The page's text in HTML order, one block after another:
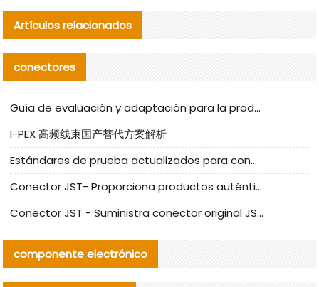
Artículos relacionados
conectores
Guía de evaluación y adaptación para la producción en serie de componentes de cables nacionales para CNC Tech
I-PEX 高频线束国产替代方案解析
Estándares de prueba actualizados para conectores nacionales bajo la referencia de CLIFF
Conector JST- Proporciona productos auténticos y alternativos del conector JST NSHR-02V-S
Conector JST - Suministra conector original JST GHR-09V-S | productos alternativos
componente electrónico